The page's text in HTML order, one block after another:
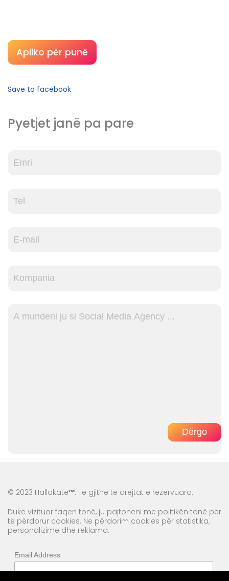
Apliko për punë
Save to facebook
Pyetjet janë pa pare
© 2023 Hallakate™. Të gjithë të drejtat e rezervuara.
Duke vizituar faqen tonë, ju pajtoheni me politikën tonë për
të përdorur cookies. Ne përdorim cookies për statistika,
personalizime dhe reklama.
Email Address